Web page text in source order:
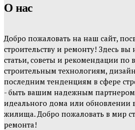
О нас
Добро пожаловать на наш сайт,
строительству и ремонту! Здесь
статьи, советы и рекомендации по
строительным технологиям,
последним тенденциям в сфере
- быть вашим надежным
идеального дома или обновлении
жилища. Добро пожаловать в мир
ремонта!